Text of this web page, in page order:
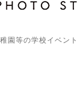
等の学校イベン